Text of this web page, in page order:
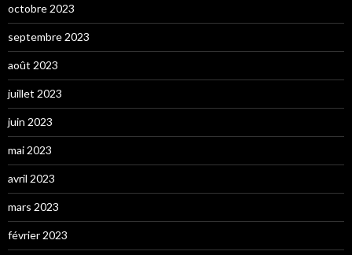
octobre 2023
septembre 2023
août 2023
juillet 2023
juin 2023
mai 2023
avril 2023
mars 2023
février 2023